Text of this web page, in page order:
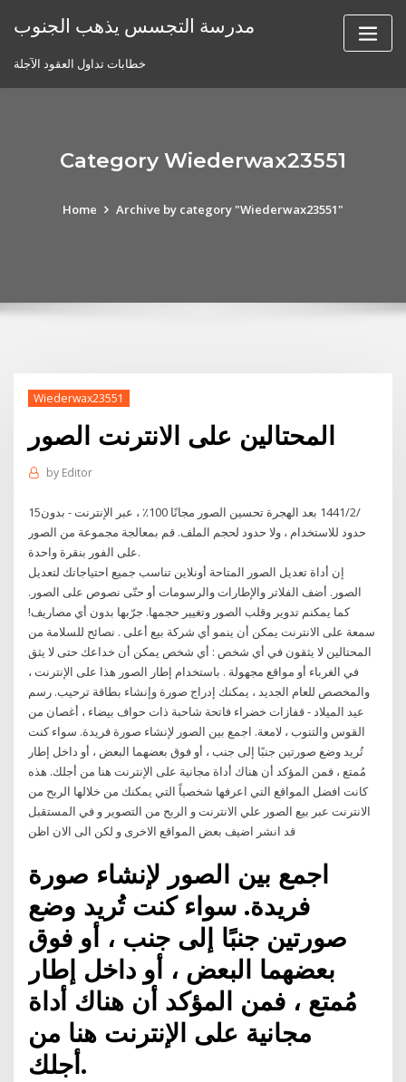
مدرسة التجسس يذهب الجنوب
خطابات تداول العقود الآجلة
Category Wiederwax23551
Home Archive by category "Wiederwax23551"
Wiederwax23551
المحتالين على الانترنت الصور
by Editor
15‏‏/2‏‏/1441 بعد الهجرة تحسين الصور مجانًا 100٪ ، عبر الإنترنت - بدون
حدود للاستخدام ، ولا حدود لحجم الملف. قم بمعالجة مجموعة من الصور
على الفور بنقرة واحدة.
إن أداة تعديل الصور المتاحة أونلاين تناسب جميع احتياجاتك لتعديل
الصور. أضف الفلاتر والإطارات والرسومات أو حتّى نصوص على الصور.
كما يمكنم تدوير وقلب الصور وتغيير حجمها. جرّبها بدون أي مصاريف!
سمعة على الانترنت يمكن أن ينمو أي شركة بيع أعلى . نصائح للسلامة من
المحتالين لا يثقون في أي شخص : أي شخص يمكن أن خداعك حتى لا يثق
في الغرباء أو مواقع مجهولة . باستخدام إطار الصور هذا على الإنترنت ،
والمخصص للعام الجديد ، يمكنك إدراج صورة وإنشاء بطاقة ترحيب. رسم
عيد الميلاد - قفازات خضراء فاتحة شاحبة ذات حواف بيضاء ، أغصان من
القوس والتنوب ، لامعة. اجمع بين الصور لإنشاء صورة فريدة. سواء كنت
تُريد وضع صورتين جنبًا إلى جنب ، أو فوق بعضهما البعض ، أو داخل إطار
مُمتع ، فمن المؤكد أن هناك أداة مجانية على الإنترنت هنا من أجلك. هذه
كانت افضل المواقع التي اعرفها شخصياً التي يمكنك من خلالها الربح من
الانترنت عبر بيع الصور علي الانترنت و الربح من التصوير و في المستقبل
قد انشر اضيف بعض المواقع الاخرى و لكن الى الان اظن
اجمع بين الصور لإنشاء صورة
فريدة. سواء كنت تُريد وضع
صورتين جنبًا إلى جنب ، أو فوق
بعضهما البعض ، أو داخل إطار
مُمتع ، فمن المؤكد أن هناك أداة
مجانية على الإنترنت هنا من
أجلك.